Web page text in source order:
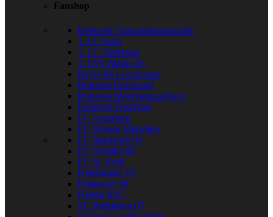
Fanshop
Deutsche Nationalmannschaft
1. FC Köln
1. FC Nürnberg
1. FSV Mainz 05
Bayer 04 Leverkusen
Borussia Dortmund
Borussia Mönchengladbach
Eintracht Frankfurt
FC Augsburg
FC Bayern München
FC Ingolstadt 04
FC Schalke 04
FC St. Pauli
Hamburger SV
Hannover 96
Hertha BSC
SC Paderborn 07